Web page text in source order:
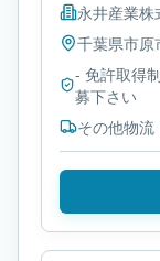
永井産業株
千葉県市原
- 免許取得
募下さい
その他物流